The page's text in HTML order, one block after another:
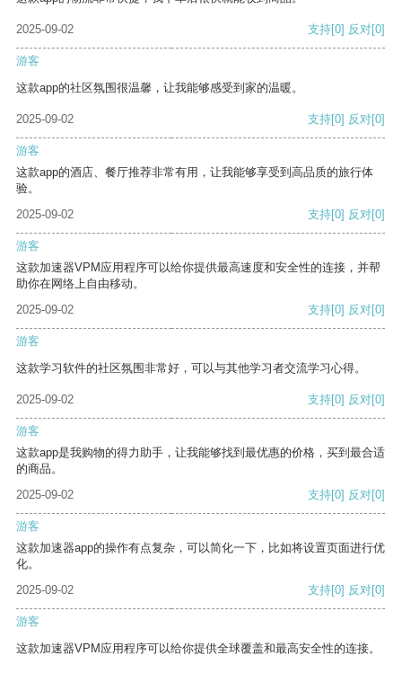
2025-09-02 支持[0] 反对[0]
游客
这款app的社区氛围很温馨，让我能够感受到家的温暖。
2025-09-02 支持[0] 反对[0]
游客
这款app的酒店、餐厅推荐非常有用，让我能够享受到高品质的旅行体
验。
2025-09-02
支持[0] 反对[0]
游客
这款加速器VPM应用程序可以给你提供最高速度和安全性的连接，并帮
助你在网络上自由移动。
2025-09-02
支持[0] 反对[0]
游客
这款学习软件的社区氛围非常好，可以与其他学习者交流学习心得。
2025-09-02 支持[0] 反对[0]
游客
这款app是我购物的得力助手，让我能够找到最优惠的价格，买到最合适
的商品。
2025-09-02
支持[0] 反对[0]
游客
这款加速器app的操作有点复杂，可以简化一下，比如将设置页面进行优
化。
2025-09-02
支持[0] 反对[0]
游客
这款加速器VPM应用程序可以给你提供全球覆盖和最高安全性的连接。